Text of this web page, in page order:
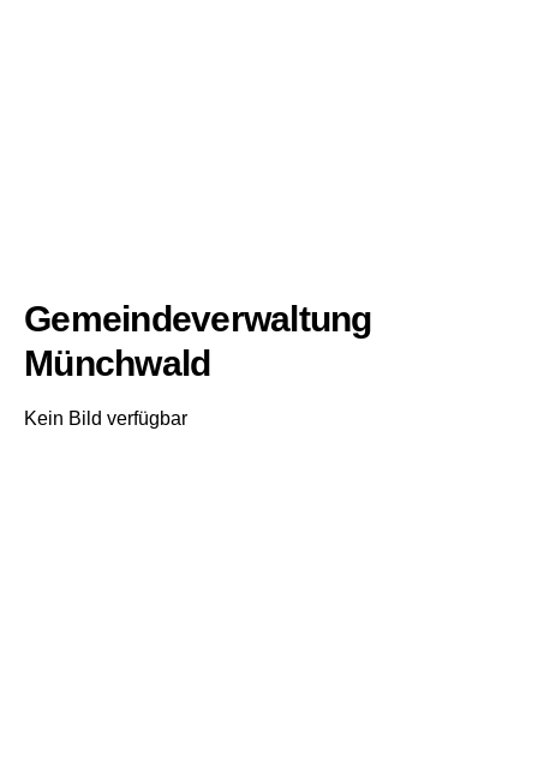
Gemeindeverwaltung
Münchwald
Kein Bild verfügbar